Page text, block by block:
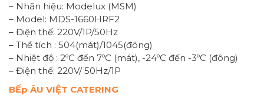
– Nhãn hiệu: Modelux (MSM)
– Model: MDS-1660HRF2
– Điện thế: 220V/1P/50Hz
– Thể tích : 504(mát)/1045(đông)
– Nhiệt độ : 2ºC đến 7ºC (mát), -24ºC đến -3ºC (đông)
– Điện thế: 220V/ 50Hz/1P
BẾp ÂU VIỆT CATERING